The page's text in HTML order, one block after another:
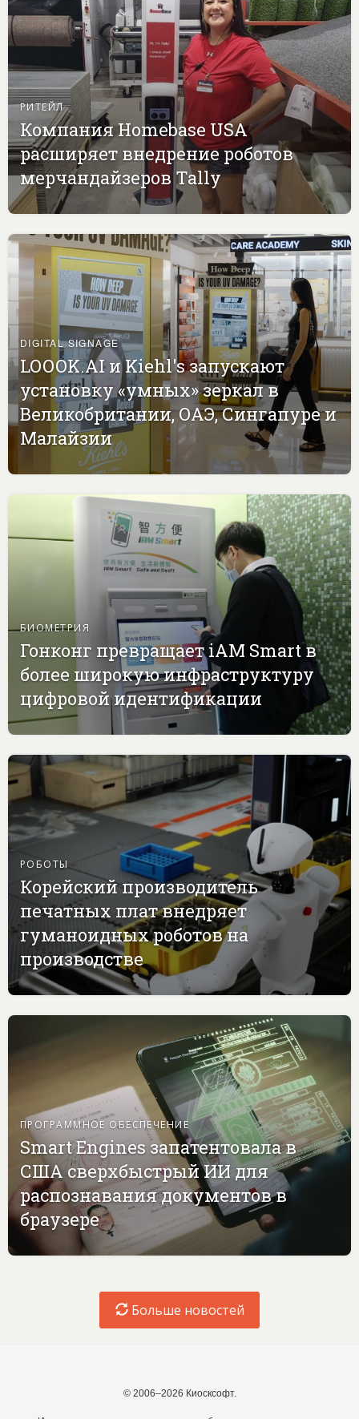
РИТЕЙЛ
Компания Homebase USA
расширяет внедрение роботов
мерчандайзеров Tally
DIGITAL SIGNAGE
LOOOK.AI и Kiehl's запускают
установку «умных» зеркал в
Великобритании, ОАЭ, Сингапуре и
Малайзии
БИОМЕТРИЯ
Гонконг превращает iAM Smart в
более широкую инфраструктуру
цифровой идентификации
РОБОТЫ
Корейский производитель
печатных плат внедряет
гуманоидных роботов на
производстве
ПРОГРАММНОЕ ОБЕСПЕЧЕНИЕ
Smart Engines запатентовала в
США сверхбыстрый ИИ для
распознавания документов в
браузере
Больше новостей
© 2006–2026 Киосксофт.